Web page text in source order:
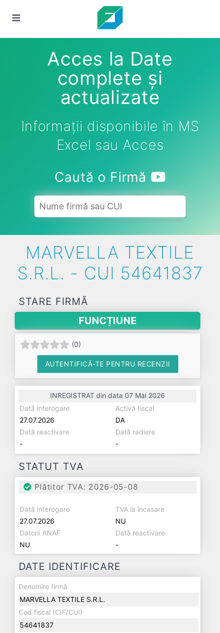
Acces la Date
complete și
actualizate
Informații disponibile în MS
Excel sau Acces
Caută o Firmă
MARVELLA TEXTILE
S.R.L. - CUI 54641837
STARE FIRMĂ
FUNCȚIUNE
(0)
AUTENTIFICĂ-TE PENTRU RECENZII
INREGISTRAT din data 07 Mai 2026
Dată interogare
27.07.2026
Activă fiscal
DA
Dată reactivare
-
Dată radiere
-
STATUT TVA
Plătitor TVA: 2026-05-08
Dată interogare
27.07.2026
TVA la încasare
NU
Datorii ANAF
NU
Dată reactivare
-
DATE IDENTIFICARE
Denumire firmă
MARVELLA TEXTILE S.R.L.
Cod fiscal (CIF/CUI)
54641837